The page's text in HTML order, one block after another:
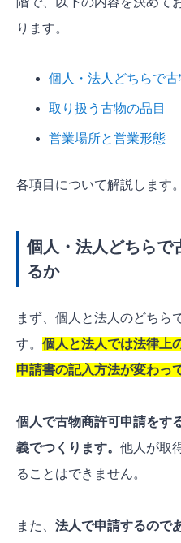
ります。
個人・法人どちらで
取り扱う古物の品目
営業場所と営業形態
各項目について解説します。
個人・法人どちらで
るか
まず、個人と法人のどちら
す。 個人と法人では法律上
申請書の記入方法が変わっ
個人で古物商許可申請をす
義でつくります。 他人が取
ることはできません。
また、 法人で申請するので